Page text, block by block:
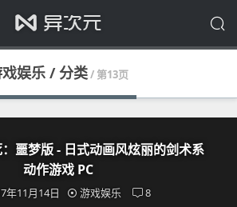
娱乐 / 分类/ 第13页
噩梦版 - 日式动画风炫丽的剑术系
动作游戏 PC
年11月14日 游戏娱乐 8